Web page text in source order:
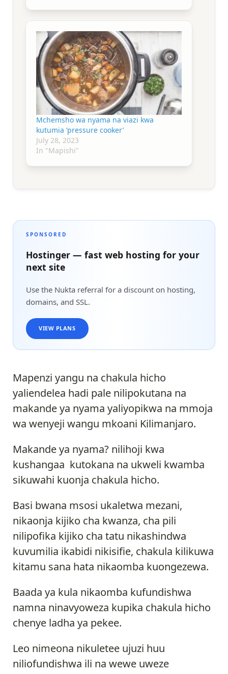
Mchemsho wa nyama na viazi kwa
kutumia ‘pressure cooker’
July 28, 2023
In "Mapishi"
SPONSORED
Hostinger — fast web hosting for your
next site
Use the Nukta referral for a discount on hosting,
domains, and SSL.
VIEW PLANS
Mapenzi yangu na chakula hicho
yaliendelea hadi pale nilipokutana na
makande ya nyama yaliyopikwa na mmoja
wa wenyeji wangu mkoani Kilimanjaro.
Makande ya nyama? nilihoji kwa
kushangaa kutokana na ukweli kwamba
sikuwahi kuonja chakula hicho.
Basi bwana msosi ukaletwa mezani,
nikaonja kijiko cha kwanza, cha pili
nilipofika kijiko cha tatu nikashindwa
kuvumilia ikabidi nikisifie, chakula kilikuwa
kitamu sana hata nikaomba kuongezewa.
Baada ya kula nikaomba kufundishwa
namna ninavyoweza kupika chakula hicho
chenye ladha ya pekee.
Leo nimeona nikuletee ujuzi huu
niliofundishwa ili na wewe uweze